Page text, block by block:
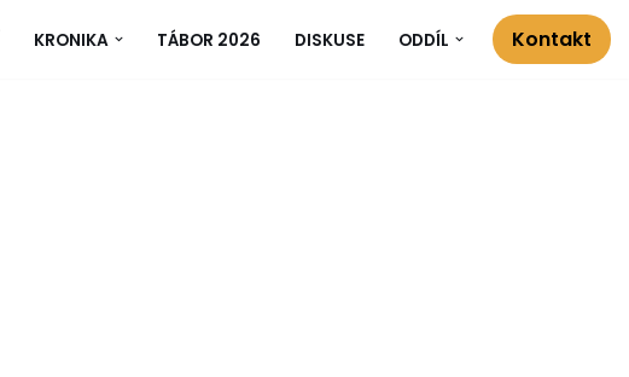
KRONIKA TÁBOR 2026 DISKUSE ODDÍL Kontakt